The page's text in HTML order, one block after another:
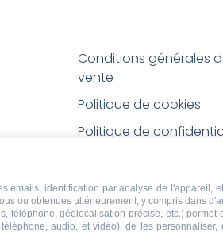
Conditions générales
vente
Politique de cookies
Politique de
Conditions de retour
remboursement
Droit de rétractation
identification par analyse de l'appareil,
ou obtenues ultérieurement, y compris dans
téléphone, géolocalisation précise, etc.)
audio, et vidéo), de les